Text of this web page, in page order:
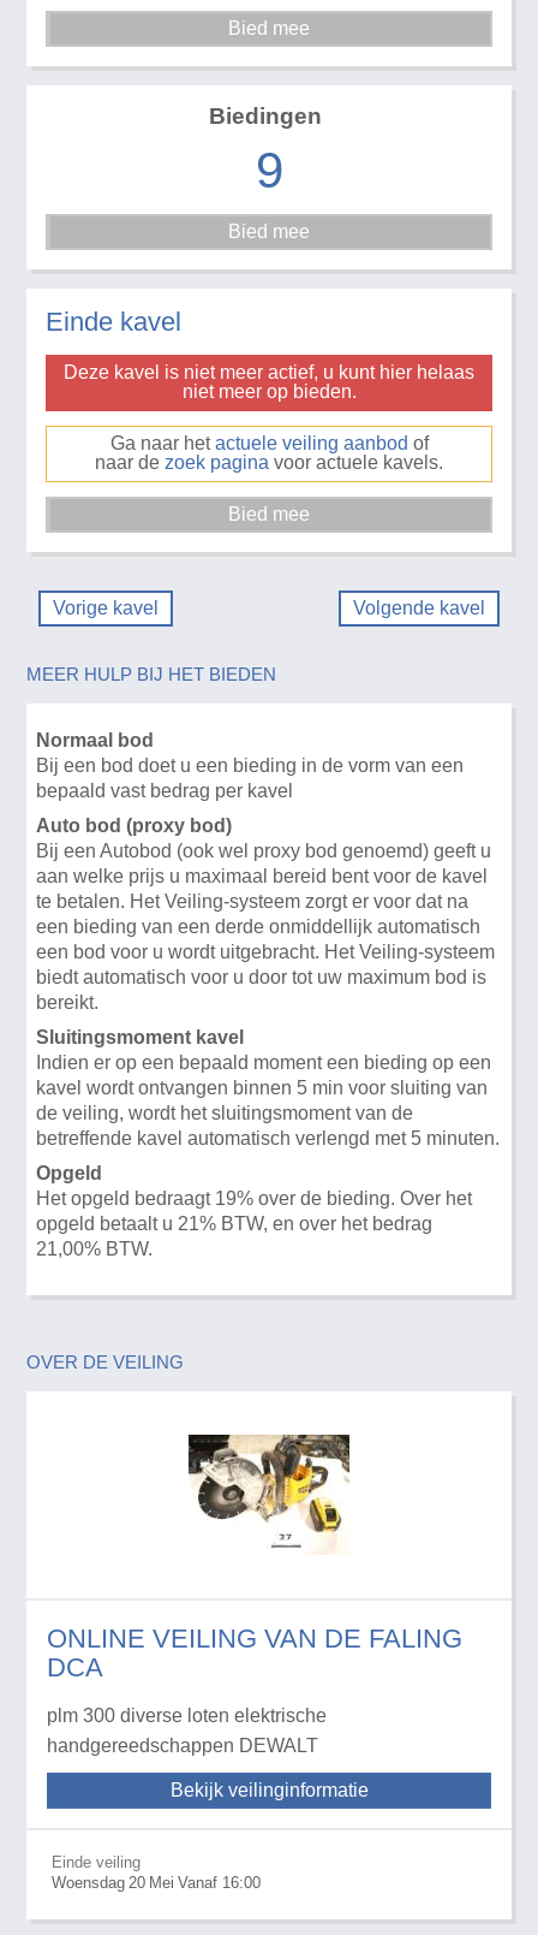
Biedingen
9
Einde kavel
Deze kavel is niet meer actief, u kunt hier helaas
niet meer op bieden.
Ga naar hetactuele veiling aanbod of
naar de zoek pagina voor actuele kavels.
Vorige kavel Volgende kavel
MEER HULP BIJ HET BIEDEN
Normaal bod
Bij een bod doet u een bieding in de vorm van een
bepaald vast bedrag per kavel
Auto bod (proxy bod)
Bij een Autobod (ook wel proxy bod genoemd) geeft u
aan welke prijs u maximaal bereid bent voor de kavel
te betalen. Het Veiling-systeem zorgt er voor dat na
een bieding van een derde onmiddellijk automatisch
een bod voor u wordt uitgebracht. Het Veiling-systeem
biedt automatisch voor u door tot uw maximum bod is
bereikt.
Sluitingsmoment kavel
Indien er op een bepaald moment een bieding op een
kavel wordt ontvangen binnen 5 min voor sluiting van
de veiling, wordt het sluitingsmoment van de
betreffende kavel automatisch verlengd met 5 minuten.
Opgeld
Het opgeld bedraagt 19% over de bieding. Over het
opgeld betaalt u 21% BTW, en over het bedrag
21,00% BTW.
OVER DE VEILING
ONLINE VEILING VAN DE FALING
DCA
plm 300 diverse loten elektrische
handgereedschappen DEWALT
Bekijk veilinginformatie
Einde veiling
Woensdag 20 Mei Vanaf 16:00